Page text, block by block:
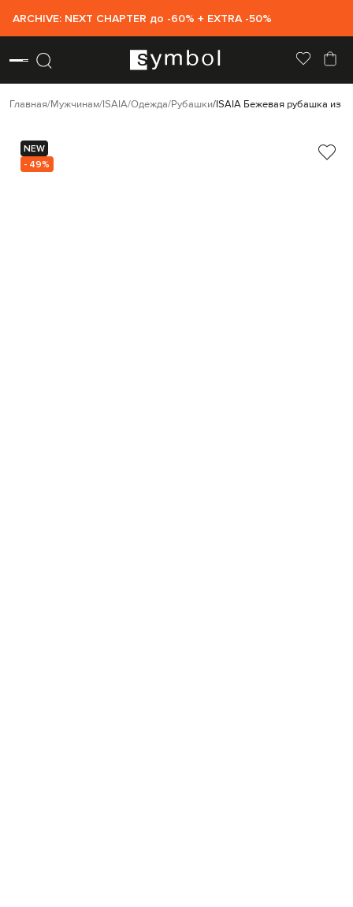
ARCHIVE: NEXT CHAPTER до -60% + EXTRA -50%
Главная Мужчинам ISAIA Одежда Рубашки ISAIA Бежевая рубашка из
NEW
- 49%